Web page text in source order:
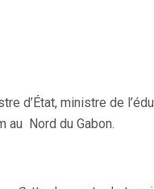
d’État, ministre de
au Nord du Gabon.